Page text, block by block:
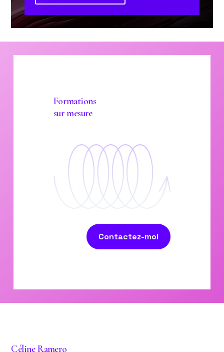
Formations
sur mesure
Contactez-moi
Céline Ramero